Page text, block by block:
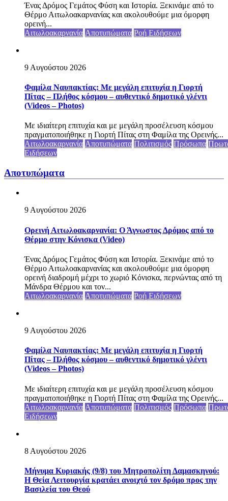
Ένας Δρόμος Γεμάτος Φύση και Ιστορία. Ξεκινάμε από το
Θέρμο Αιτωλοακαρνανίας και ακολουθούμε μια όμορφη
ορεινή...
Αιτωλοακαρνανία Αποτυπώματα Ροή Ειδήσεων
9 Αυγούστου 2026
Φαμίλα Ναυπακτίας: Με μεγάλη επιτυχία η Γιορτή
Πίτας – Πλήθος κόσμου – αυθεντικό δημοτικό γλέντι
(Videos – Photos)
Με ιδιαίτερη επιτυχία και με μεγάλη προσέλευση κόσμου
πραγματοποιήθηκε η Γιορτή Πίτας στη Φαμίλα της Ορεινής...
Αιτωλοακαρνανία Αποτυπώματα Πολιτισμός Πρόσωπα
Ειδήσεων
Αποτυπώματα
9 Αυγούστου 2026
Ορεινή Αιτωλοακαρνανία: Ο Άγνωστος Δρόμος από το
Θέρμο στην Κόνισκα (Video)
Ένας Δρόμος Γεμάτος Φύση και Ιστορία. Ξεκινάμε από το
Θέρμο Αιτωλοακαρνανίας και ακολουθούμε μια όμορφη
ορεινή διαδρομή μέχρι το χωριό Κόνισκα, περνώντας από τη
Μάνδρα Θέρμου και τον...
Αιτωλοακαρνανία Αποτυπώματα Ροή Ειδήσεων
9 Αυγούστου 2026
Φαμίλα Ναυπακτίας: Με μεγάλη επιτυχία η Γιορτή
Πίτας – Πλήθος κόσμου – αυθεντικό δημοτικό γλέντι
(Videos – Photos)
Με ιδιαίτερη επιτυχία και με μεγάλη προσέλευση κόσμου
πραγματοποιήθηκε η Γιορτή Πίτας στη Φαμίλα της Ορεινής...
Αιτωλοακαρνανία Αποτυπώματα Πολιτισμός Πρόσωπα
Ειδήσεων
8 Αυγούστου 2026
Μήνυμα Κυριακής (9/8) του Μητροπολίτη Δαμασκηνού:
Η Θεία Λειτουργία κρατάει ανοιχτό τον δρόμο προς την
Βασιλεία του Θεού